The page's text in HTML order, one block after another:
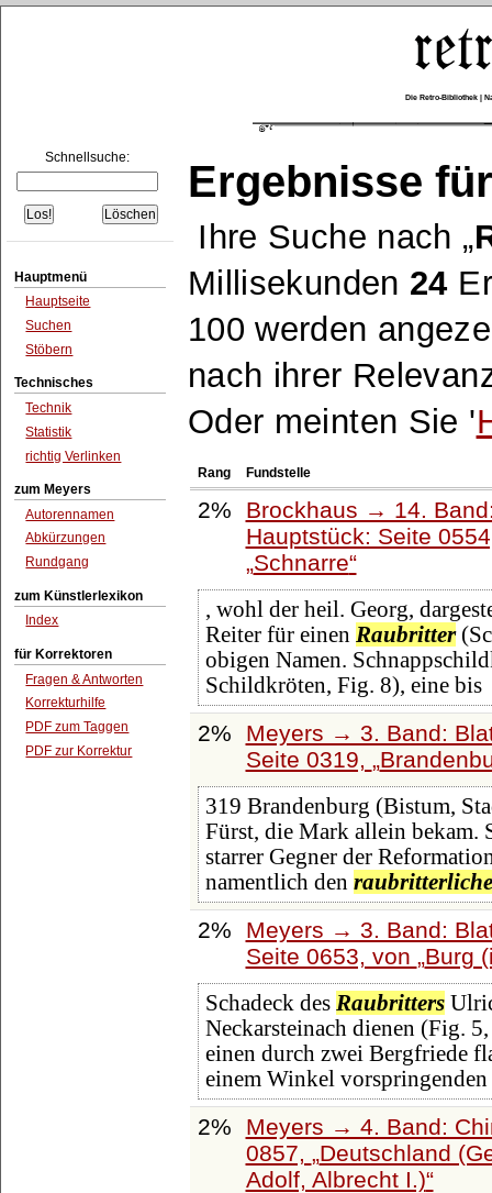
Die Retro-Bibliothek |
Schnellsuche:
Hauptmenü
Hauptseite
Suchen
Stöbern
Technisches
Technik
Statistik
richtig Verlinken
zum Meyers
Autorennamen
Abkürzungen
Rundgang
zum Künstlerlexikon
Index
für Korrektoren
Fragen & Antworten
Korrekturhilfe
PDF zum Taggen
PDF zur Korrektur
Ergebnisse
Ihre Suche nach
Millisekunden 24
100 werden
nach ihrer
Oder meinten Sie '
Rang Fundstelle
2%
Brockhaus → 14.
Hauptstück: Seite
Schnarre
, wohl der heil. Georg,
Reiter für einen Raubritter
obigen Namen.
Schildkröten, Fig. 8), eine bis
2%
Meyers → 3. Band:
Seite 0319,
319 Brandenburg (Bistum,
Fürst, die Mark allein bekam.
starrer Gegner der
namentlich den
2%
Meyers → 3. Band:
Seite 0653, von Burg
Schadeck des Raubritters
Neckarsteinach dienen (Fig.
einen durch zwei Bergfriede
einem Winkel
2%
Meyers → 4. Band:
0857,
Deutschland
Adolf, Albrecht I.)